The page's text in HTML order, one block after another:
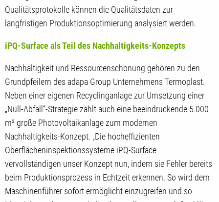
Qualitätsprotokolle können die Qualitätsdaten zur
langfristigen Produktionsoptimierung analysiert werden.
iPQ-Surface als Teil des Nachhaltigkeits-Konzepts
Nachhaltigkeit und Ressourcenschonung gehören zu den
Grundpfeilern des adapa Group Unternehmens Termoplast.
Neben einer eigenen Recyclinganlage zur Umsetzung einer
„Null-Abfall“-Strategie zählt auch eine beeindruckende 5.000
m² große Photovoltaikanlage zum modernen
Nachhaltigkeits-Konzept. „Die hocheffizienten
Oberflächeninspektionssysteme iPQ-Surface
vervollständigen unser Konzept nun, indem sie Fehler bereits
beim Produktionsprozess in Echtzeit erkennen. So wird dem
Maschinenführer sofort ermöglicht einzugreifen und so